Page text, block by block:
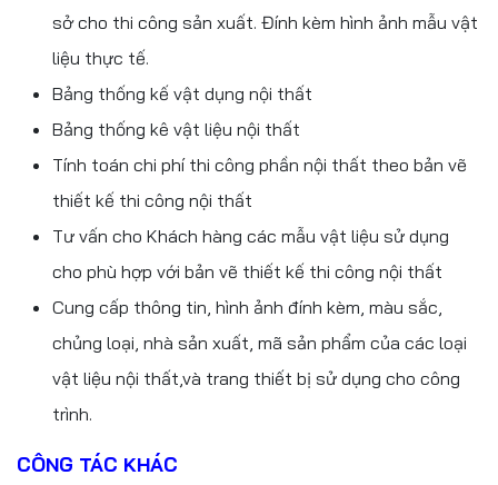
sở cho thi công sản xuất. Đính kèm hình ảnh mẫu vật
liệu thực tế.
Bảng thống kế vật dụng nội thất
Bảng thống kê vật liệu nội thất
Tính toán chi phí thi công phần nội thất theo bản vẽ
thiết kế thi công nội thất
Tư vấn cho Khách hàng các mẫu vật liệu sử dụng
cho phù hợp với bản vẽ thiết kế thi công nội thất
Cung cấp thông tin, hình ảnh đính kèm, màu sắc,
chủng loại, nhà sản xuất, mã sản phẩm của các loại
vật liệu nội thất,và trang thiết bị sử dụng cho công
trình.
CÔNG TÁC KHÁC